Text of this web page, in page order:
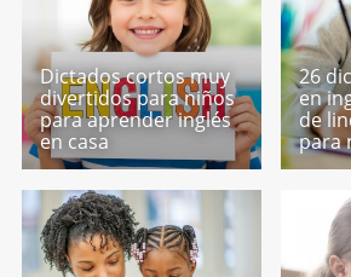
Dictados cortos muy
divertidos para niños
para aprender inglés
en casa
26
en
de
para